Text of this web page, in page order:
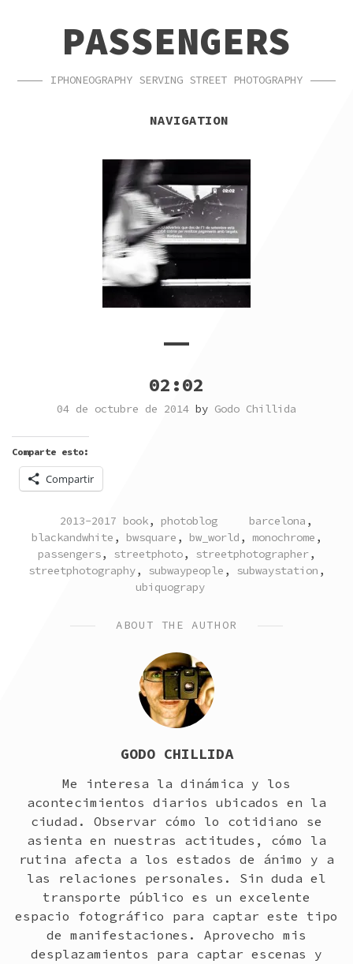
NAVIGATIONPASSENGERS
IPHONEOGRAPHY SERVING STREET PHOTOGRAPHY
NAVIGATION
02:02
04 de octubre de 2014 by Godo Chillida
Comparte esto:
Compartir
POSTED
IN
2013-2017 book, photoblog TAGGED
barcelona ,
blackandwhite , bwsquare , bw_world , monochrome ,
passengers, streetphoto, streetphotographer,
streetphotography, subwaypeople , subwaystation ,
ubiquograpy
ABOUT THE AUTHOR
GODO CHILLIDA
Me interesa la dinámica y los
acontecimientos diarios ubicados en la
ciudad. Observar cómo lo cotidiano se
asienta en nuestras actitudes, cómo la
rutina afecta a los estados de ánimo y a
las relaciones personales. Sin duda el
transporte público es un excelente
espacio fotográfico para captar este tipo
de manifestaciones. Aprovecho mis
desplazamientos para captar escenas y